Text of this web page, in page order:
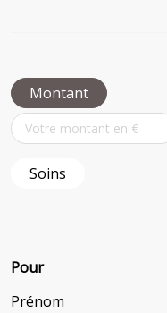
Montant
Soins
Pour
Prénom